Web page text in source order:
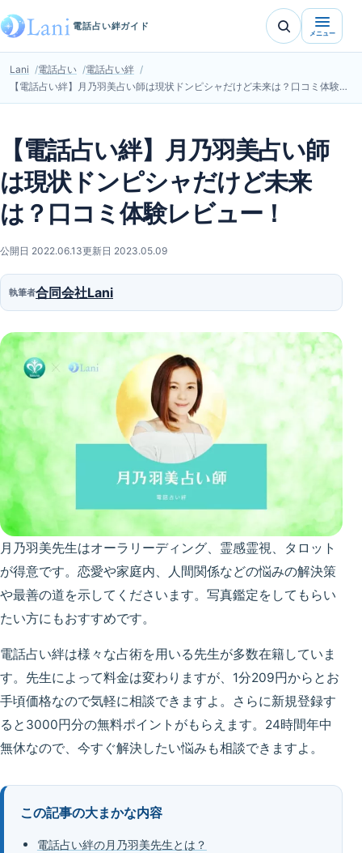
電話占い絆ガイド
メニュー
Lani 電話占い
電話占い絆
【電話占い絆】月乃羽美占い師は現状ドンピシャだけど未来は？口コミ体験レビュー！
【電話占い絆】月乃羽美占い師
は現状ドンピシャだけど未来
は？口コミ体験レビュー！
公開日 2022.06.13更新日 2023.05.09
執筆者合同会社Lani
月乃羽美先生はオーラリーディング、霊感霊視、タロット
が得意です。恋愛や家庭内、人間関係などの悩みの解決策
や最善の道を示してくださいます。写真鑑定をしてもらい
たい方にもおすすめです。
電話占い絆は様々な占術を用いる先生が多数在籍していま
す。先生によって料金は変わりますが、1分209円からとお
手頃価格なので気軽に相談できますよ。さらに新規登録す
ると3000円分の無料ポイントがもらえます。24時間年中
無休なので、今すぐ解決したい悩みも相談できますよ。
この記事の大まかな内容
電話占い絆の月乃羽美先生とは？